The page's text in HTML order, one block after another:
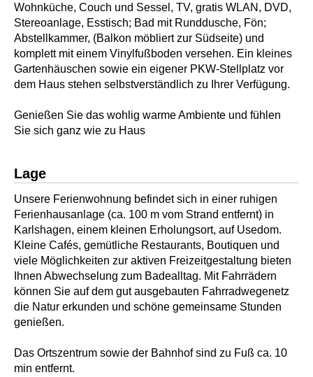
Wohnküche, Couch und Sessel, TV, gratis WLAN, DVD,
Stereoanlage, Esstisch; Bad mit Runddusche, Fön;
Abstellkammer, (Balkon möbliert zur Südseite) und
komplett mit einem Vinylfußboden versehen. Ein kleines
Gartenhäuschen sowie ein eigener PKW-Stellplatz vor
dem Haus stehen selbstverständlich zu Ihrer Verfügung.
Genießen Sie das wohlig warme Ambiente und fühlen
Sie sich ganz wie zu Haus
Lage
Unsere Ferienwohnung befindet sich in einer ruhigen
Ferienhausanlage (ca. 100 m vom Strand entfernt) in
Karlshagen, einem kleinen Erholungsort, auf Usedom.
Kleine Cafés, gemütliche Restaurants, Boutiquen und
viele Möglichkeiten zur aktiven Freizeitgestaltung bieten
Ihnen Abwechselung zum Badealltag. Mit Fahrrädern
können Sie auf dem gut ausgebauten Fahrradwegenetz
die Natur erkunden und schöne gemeinsame Stunden
genießen.
Das Ortszentrum sowie der Bahnhof sind zu Fuß ca. 10
min entfernt.